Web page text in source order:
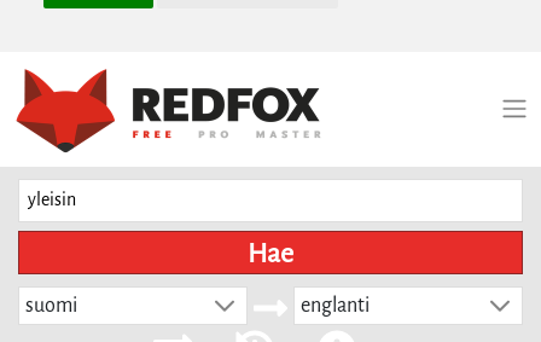
Hae
suomi englanti